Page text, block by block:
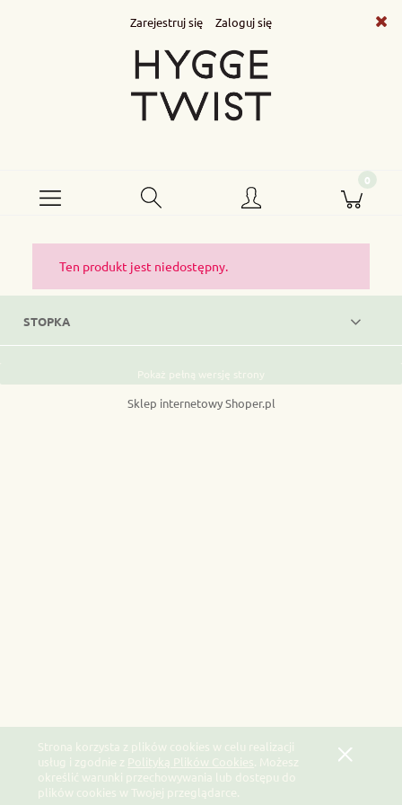
Strona korzysta z plików cookies w celu realizacji
usług i zgodnie z Polityką Plików Cookies . Możesz
określić warunki przechowywania lub dostępu do
plików cookies w Twojej przeglądarce.
Zarejestruj się Zaloguj się
Ten produkt jest niedostępny.
STOPKA
Pokaż pełną wersję strony
Sklep internetowy Shoper.pl